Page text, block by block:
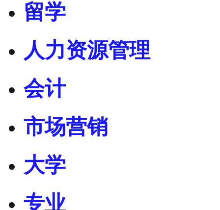
留学
人力资源管理
会计
市场营销
大学
专业